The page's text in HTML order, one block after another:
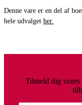
Denne vare er en del af
hele udvalget her.
Tilmeld dig vores